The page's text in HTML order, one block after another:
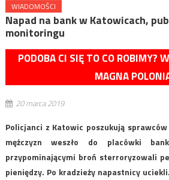
WIADOMOŚCI
Napad na bank w Katowicach,
monitoringu
PODOBA CI SIĘ TO CO ROBIMY?
MAGNA
20 marca 2019
Policjanci z Katowic poszukują
mężczyzn weszło do placówki
przypominającymi broń sterroryzowali
pieniędzy. Po kradzieży napastnicy